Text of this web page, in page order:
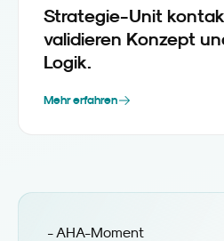
Strategie-Unit
validieren Konzept
Logik.
Mehr erfahren
- AHA-Moment